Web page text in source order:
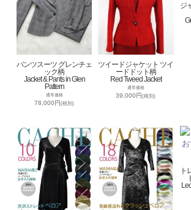
パンツスーツ グレンチェ
ック柄
Jacket & Pants in Glen
Pattern
通常価格
78,000円(税別)
ツイードジャケット ツイ
ードドット柄
Red Tweed Jacket
通常価格
39,000円(税別)
ジ
ト